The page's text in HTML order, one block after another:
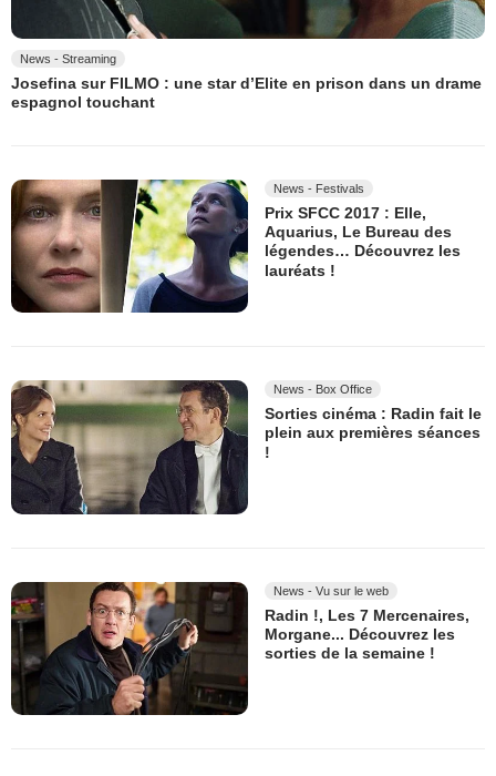
News - Streaming
Josefina sur FILMO : une star d’Elite en prison dans un drame
espagnol touchant
News - Festivals
Prix SFCC 2017 : Elle,
Aquarius, Le Bureau des
légendes… Découvrez les
lauréats !
News - Box Office
Sorties cinéma : Radin fait le
plein aux premières séances
!
News - Vu sur le web
Radin !, Les 7 Mercenaires,
Morgane... Découvrez les
sorties de la semaine !